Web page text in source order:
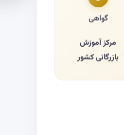
گواهی
مرکز آموزش
بازرگانی کشور